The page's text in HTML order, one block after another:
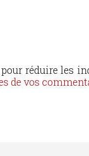
réduire les
de vos